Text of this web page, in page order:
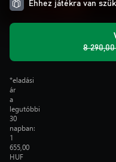
Ehhez játékra van
8
*eladási
ár
a
legutóbbi
30
napban:
1
655,00
HUF